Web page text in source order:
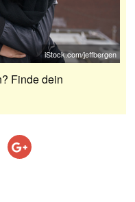
iStock.com/jeffbergen
Finde dein